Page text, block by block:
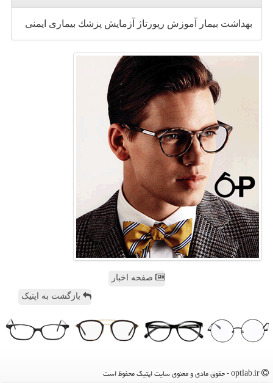
بهداشت بیمار آموزش رپورتاژ آزمایش پزشك بیماری ایمنی
صفحه اخبار
بازگشت به اپتیک